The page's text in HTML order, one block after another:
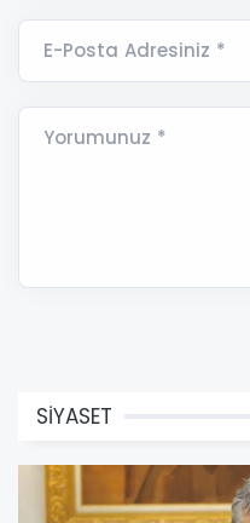
E-Posta Adresiniz *
Yorumunuz *
SİYASET